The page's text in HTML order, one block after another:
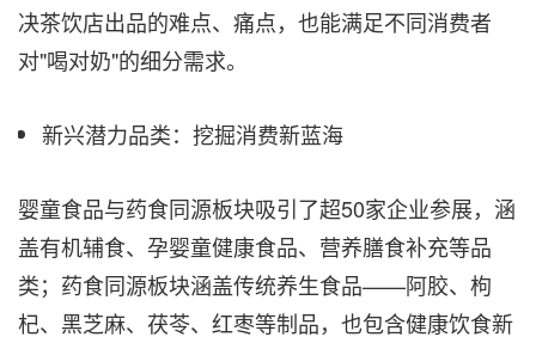
决茶饮店出品的难点、痛点，也能满足不同消费者
对"喝对奶"的细分需求。
新兴潜力品类：挖掘消费新蓝海
婴童食品与药食同源板块吸引了超50家企业参展，涵
盖有机辅食、孕婴童健康食品、营养膳食补充等品
类；药食同源板块涵盖传统养生食品——阿胶、枸
杞、黑芝麻、茯苓、红枣等制品，也包含健康饮食新